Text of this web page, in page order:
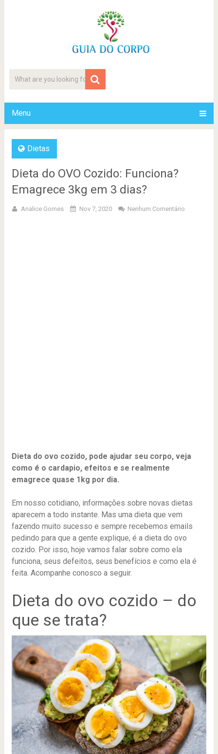
Menu
Dietas
Dieta do OVO Cozido: Funciona?
Emagrece 3kg em 3 dias?
Analice Gomes Nov 7, 2020 Nenhum Comentário
Dieta do ovo cozido, pode ajudar seu corpo, veja
como é o cardapio, efeitos e se realmente
emagrece quase 1kg por dia.
Em nosso cotidiano, informações sobre novas dietas
aparecem a todo instante. Mas uma dieta que vem
fazendo muito sucesso e sempre recebemos emails
pedindo para que a gente explique, é a dieta do ovo
cozido. Por isso, hoje vamos falar sobre como ela
funciona, seus defeitos, seus benefícios e como ela é
feita. Acompanhe conosco a seguir.
Dieta do ovo cozido – do
que se trata?